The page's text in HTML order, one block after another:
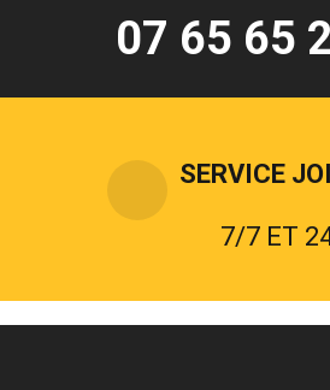
07 65 65
SERVICE
7/7 ET